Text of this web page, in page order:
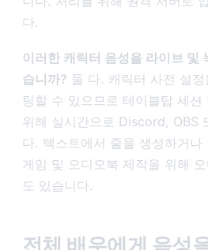
다.
이러한 캐릭터 음성을 라이브 및
습니까? 둘 다. 캐릭터 사전 설
팅할 수 있으므로 테이블탑 세션
위해 실시간으로 Discord, OBS
다. 텍스트에서 줄을 생성하거나
게임 및 오디오북 제작을 위해
도 있습니다.
전체 배우에게 음성